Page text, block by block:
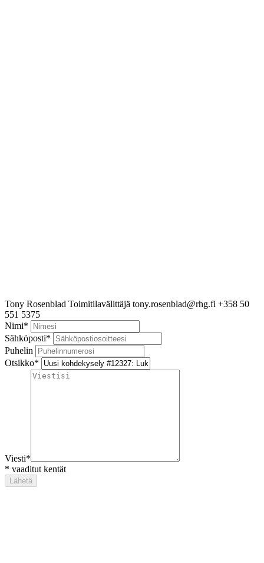
Tony Rosenblad Toimitilavälittäjä tony.rosenblad@rhg.fi +358 50
551 5375
Nimi*
Sähköposti*
Puhelin
Otsikko*
Viesti*
* vaaditut kentät